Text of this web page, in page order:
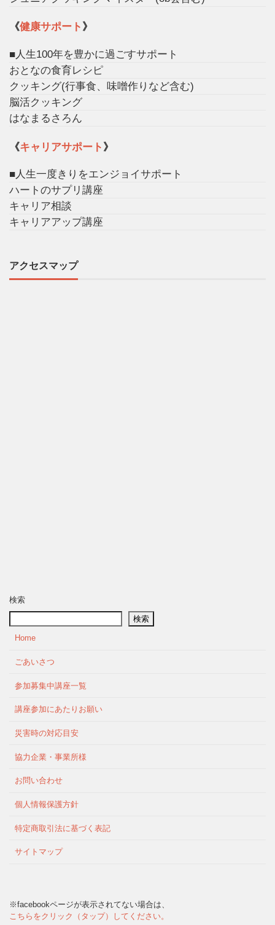
《健康サポート 》
■人生100年を豊かに過ごすサポート
おとなの食育レシピ
クッキング(行事食、味噌作りなど含む)
脳活クッキング
はなまるさろん
《キャリアサポート 》
■人生一度きりをエンジョイサポート
ハートのサプリ講座
キャリア相談
キャリアアップ講座
アクセスマップ
検索
検索
Home
ごあいさつ
参加募集中講座一覧
講座参加にあたりお願い
災害時の対応目安
協力企業・事業所様
お問い合わせ
個人情報保護方針
特定商取引法に基づく表記
サイトマップ
※facebookページが表示されてない場合は、
こちらをクリック（タップ）してください。